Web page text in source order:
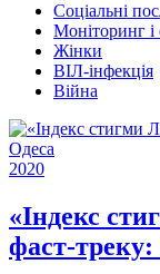
Соціальні
Моніторинг і
Жінки
ВІЛ-інфекція
Війна
2020
«Індекс
фаст-треку: